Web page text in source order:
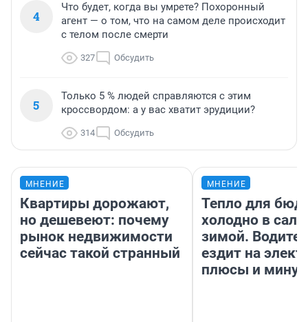
4
Что будет, когда вы умрете? Похоронный
агент — о том, что на самом деле происходит
с телом после смерти
327 Обсудить
5
Только 5 % людей справляются с этим
кроссвордом: а у вас хватит эрудиции?
314 Обсудить
МНЕНИЕ
Квартиры дорожают,
но дешевеют: почему
рынок недвижимости
сейчас такой странный
МНЕНИЕ
Тепло для
холодно в
зимой.
ездит на
плюсы и